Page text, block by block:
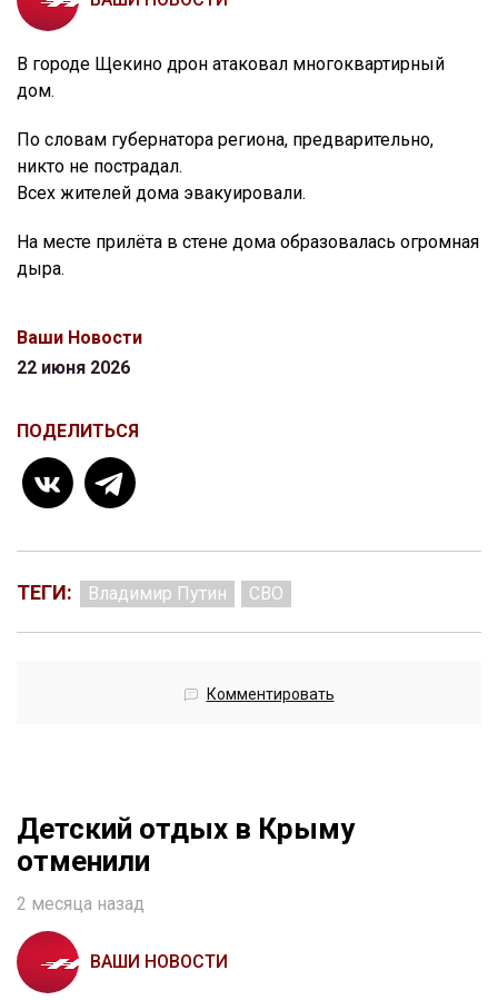
В городе Щекино дрон атаковал многоквартирный
дом.
По словам губернатора региона, предварительно,
никто не пострадал.
Всех жителей дома эвакуировали.
На месте прилёта в стене дома образовалась огромная
дыра.
Ваши Новости
22 июня 2026
ПОДЕЛИТЬСЯ
ТЕГИ: Владимир Путин СВО
Комментировать
Детский отдых в Крыму
отменили
2 месяца назад
ВАШИ НОВОСТИ